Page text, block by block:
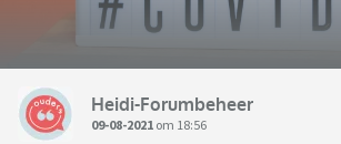
Heidi-Forumbeheer
09-08-2021 om 18:56